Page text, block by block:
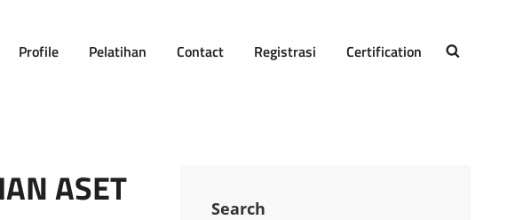
Profile Pelatihan Contact Registrasi Certification
ASET Search